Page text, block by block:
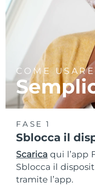
COME
FASE 1
Sblocca il
Scarica qui l’app
Sblocca il
tramite l’app.